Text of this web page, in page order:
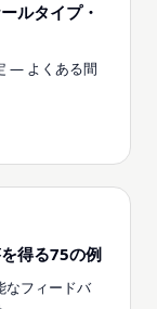
ルタイプ・
— よくある間
得る75の例
なフィードバ